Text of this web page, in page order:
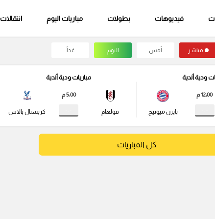
فيديوهات بطولات مباريات اليوم انتقالات
مباشر أمس اليوم غداً
ودية أندية
12:00 م
- : - بايرن ميونيخ
مباريات ودية أندية
فولهام
5:00 م
- : - كريستال بالاس
كل المباريات